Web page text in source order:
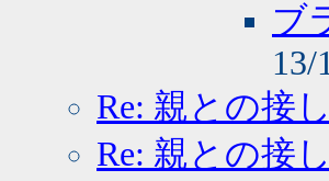
ブ
13/
Re: 親との接
Re: 親との接